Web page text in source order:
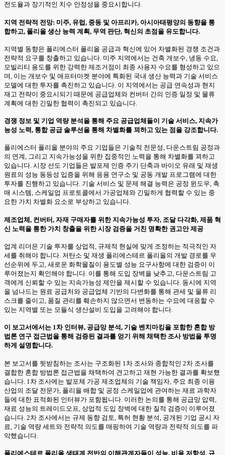
전도율과 장기적인 치수 안정성을 중요시합니다.
지역 전략적 전망: 미주, 유럽, 중동 및 아프리카, 아시아태평양의 동향을 통
합하고, 폴리올 생산 능력 계획, 무역 판단, 혁신의 초점을 유도합니다.
지역별 동향은 폴리에스터 폴리올 공급과 혁신에 있어 차별화된 경쟁 조건과
전략적 요구를 창출하고 있습니다. 미주 지역에서는 건축 개보수, 냉동 수요,
모빌리티 용도를 위한 강력한 제조거점이 최종 사용자 수요를 형성하고 있으
며, 이는 개보수 및 애프터마켓 분야에 특화된 국내 생산 능력과 기술 서비스
모델에 대한 투자를 촉진하고 있습니다. 이 지역에서는 공급 연속성과 현지
재고 전략이 중요시되기 때문에 공급업체와 컨버터 간의 인증 일정 및 물류
계획에 대한 긴밀한 협력이 촉진되고 있습니다.
경쟁 정보 및 기업 역량 분석을 통해 주요 공급업체들이 기술 서비스, 지속가
능성 노력, 통합 공급 솔루션을 통해 차별화를 꾀하고 있는 점을 강조합니다.
폴리에스터 폴리올 분야의 주요 기업들은 기술적 전문성, 다운스트림 공정과
의 연계, 그리고 지속가능성을 위한 집중적인 노력을 통해 차별화를 꾀하고
있습니다. 시장 선도 기업들은 발포제 인증 주기 단축과 바이오 유래 및 재생
원료의 성능 동등성 입증을 위해 응용 연구소 및 공동 개발 프로그램에 대한
투자를 진행하고 있습니다. 기술 서비스 및 문제 해결 능력은 공정 윈도우, 촉
매 시스템, 스케일업 프로토콜에서 가공업체와 긴밀하게 협력할 수 있는 중
요한 가치 차별화 요소로 부상하고 있습니다.
제조업체, 컨버터, 자재 구매자를 위한 지속가능성 투자, 조달 다각화, 제품 혁
신 노력을 통한 가치 창출을 위한 시장 검증을 거친 명확한 권고안 제공
업계 리더은 기술 투자를 상업적, 규제적 현실에 맞게 조정하는 적극적인 자
세를 취해야 합니다. 저탄소 및 재생 폴리에스테르 폴리올의 개발 경로를 우
선순위에 두고, 새로운 화학물질이 용도별 성능 요구사항에 대한 검증이 이
루어졌는지 확인해야 합니다. 이를 통해 도입 장벽을 낮추고, 다운스트림 고
객에게 신뢰할 수 있는 지속가능성 제안을 제시할 수 있습니다. 동시에 지역
을 넘나드는 원료 공급처와 공급업체 기반의 다변화를 통해 관세 및 물류 리
스크를 줄이고, 품질 관리를 훼손하지 않으면서 변동하는 수요에 대응할 수
있는 지역별 또는 모듈식 생산설비 도입을 고려해야 합니다.
이 보고서에서는 1차 인터뷰, 공급망 분석, 기술 벤치마킹을 포함한 혼합 방
법론 연구 접근법을 통해 검증된 결과를 얻기 위해 채택한 조사 방법을 투명
하게 설명합니다.
본 보고서를 뒷받침하는 조사는 구조화된 1차 조사와 종합적인 2차 조사를
결합한 혼합 방법론 접근법을 채택하여 견고하고 재현 가능한 결과를 확보했
습니다. 1차 조사에는 발포체 가공 제조업체의 기술 책임자, 주요 최종 이용
산업의 조달 전문가, 폴리올 배합 및 공정 스케일업에 관여하는 재료 과학자
들에 대한 표적화된 인터뷰가 포함됩니다. 이러한 논의를 통해 공급망 압력,
재료 성능의 트레이드오프, 상업적 도입 장벽에 대한 질적 검증이 이루어졌
습니다. 2차 조사에서는 규제 동향 검토, 특허 현황 분석, 공개된 기업 공시 자
료, 기술 역량 세트와 전략적 의도를 매핑하여 기술 역량과 전략적 의도를 파
악했습니다.
폴리에스테르 폴리올 생태계 전반의 이해관계자들이 성능, 비용 저항성, 규